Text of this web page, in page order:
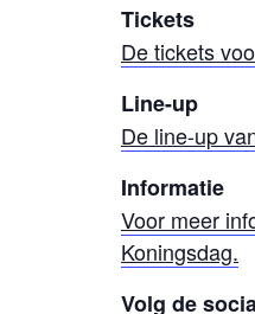
Tickets
De tickets
Line-up
De line-up
Informatie
Voor meer
Koningsdag.
Volg de